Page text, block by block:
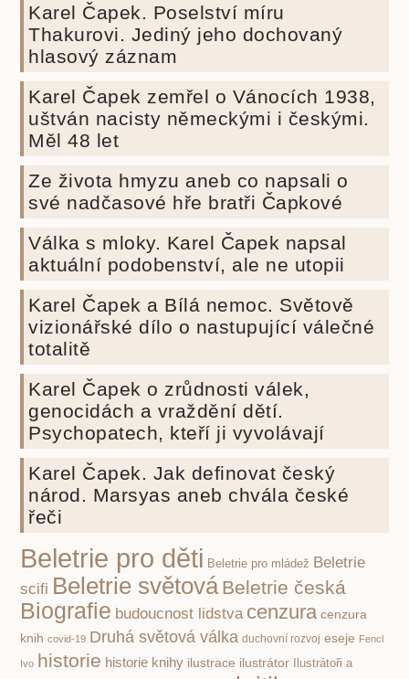
Karel Čapek. Poselství míru
Thakurovi. Jediný jeho dochovaný
hlasový záznam
Karel Čapek zemřel o Vánocích 1938,
uštván nacisty německými i českými.
Měl 48 let
Ze života hmyzu aneb co napsali o
své nadčasové hře bratři Čapkové
Válka s mloky. Karel Čapek napsal
aktuální podobenství, ale ne utopii
Karel Čapek a Bílá nemoc. Světově
vizionářské dílo o nastupující válečné
totalitě
Karel Čapek o zrůdnosti válek,
genocidách a vraždění dětí.
Psychopatech, kteří ji vyvolávají
Karel Čapek. Jak definovat český
národ. Marsyas aneb chvála české
řeči
Beletrie pro děti Beletrie pro mládež Beletrie
scifi Beletrie světováBeletrie česká
Biografie budoucnost lidstva cenzura cenzura
knih covid-19 Druhá světová válka duchovní rozvoj eseje Fencl
Ivo historie historie knihy ilustrace ilustrátor
Ilustrátoři a